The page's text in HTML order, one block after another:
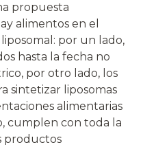
propuesta
alimentos en el
por un lado,
hasta la fecha no
por otro lado, los
sintetizar liposomas
alimentarias
cumplen con toda la
productos